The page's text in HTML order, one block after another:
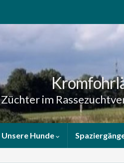
Züchter im
Unsere Hunde